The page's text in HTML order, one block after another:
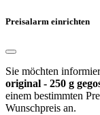
Preisalarm einrichten
Sie möchten
original - 250 g
einem bestimmten
Wunschpreis an.